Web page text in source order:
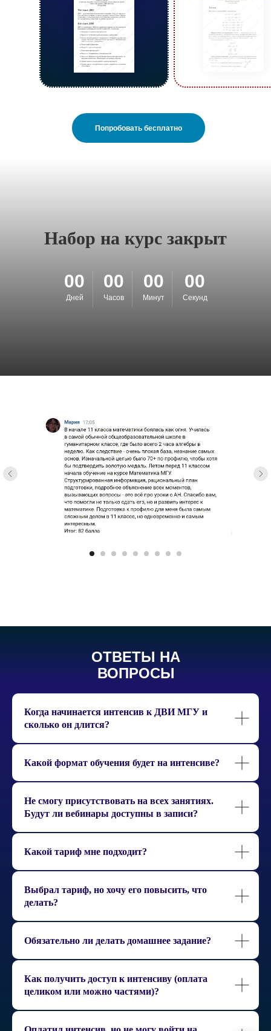
Попробовать бесплатно
Набор на курс закрыт
00
Дней
00
Часов
00
Минут
00
Секунд
ОТВЕТЫ НА
ВОПРОСЫ
Когда начинается интенсив к ДВИ МГУ и
сколько он длится?
Какой формат обучения будет на интенсиве?
Не смогу присутствовать на всех занятиях.
Будут ли вебинары доступны в записи?
Какой тариф мне подходит?
Выбрал тариф, но хочу его повысить, что
делать?
Обязательно ли делать домашнее задание?
Как получить доступ к интенсиву (оплата
целиком или можно частями)?